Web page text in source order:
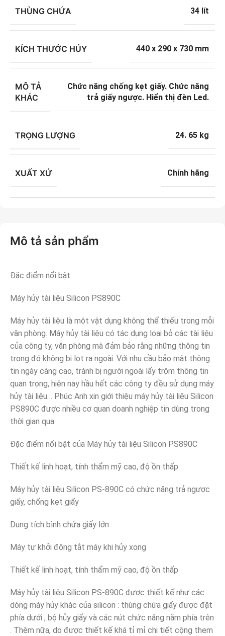
Mô tả sản phẩm
Đặc điểm nổi bật
Máy hủy tài liệu Silicon PS890C
Máy hủy tài liệu là một vật dụng không thể thiếu trong mỗi
văn phòng. Máy hủy tài liệu có tác dụng loại bỏ các tài liệu
của công ty, văn phòng mà đảm bảo rằng những thông tin
trong đó không bị lọt ra ngoài. Với nhu cầu bảo mật thông
tin ngày càng cao, tránh bị người ngoài lấy trộm thông tin
quan trọng, hiện nay hầu hết các công ty đều sử dụng máy
hủy tài liệu… Phúc Anh xin giới thiệu máy hủy tài liệu Silicon
PS890C được nhiều cơ quan doanh nghiệp tin dùng trong
thời gian qua.
Đặc điểm nổi bật của Máy hủy tài liệu Silicon PS890C
Thiết kế linh hoạt, tính thẩm mỹ cao, độ ồn thấp
Máy hủy tài liệu Silicon PS-890C có chức năng trả ngược
giấy, chống kẹt giấy
Dung tích bình chứa giấy lớn
Máy tự khởi động tắt máy khi hủy xong
Thiết kế linh hoạt, tính thẩm mỹ cao, độ ồn thấp
Máy hủy tài liệu Silicon PS-890C được thiết kế như các
dòng máy hủy khác của silicon : thùng chứa giấy được đặt
phía dưới , bộ hủy giấy và các nút chức năng nằm phía trên
. Thêm nữa, do được thiết kế khá tỉ mỉ chi tiết cộng them
THÙNG CHỨA 34 lít
KÍCH THƯỚC HỦY 440 x 290 x 730 mm
MÔ TẢ
KHÁC
Chức năng chống kẹt giấy. Chức năng
trả giấy ngược. Hiển thị đèn Led.
TRỌNG LƯỢNG 24. 65 kg
XUẤT XỨ Chính hãng